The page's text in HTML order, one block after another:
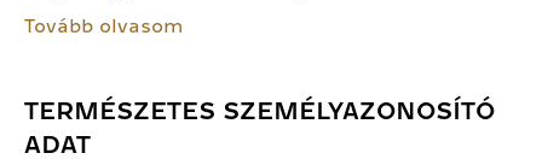
Tovább olvasom
TERMÉSZETES SZEMÉLYAZONOSÍTÓ
ADAT